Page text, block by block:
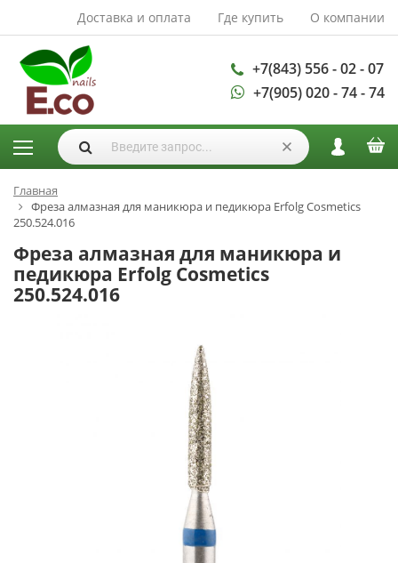
Доставка и оплата Где купить О компании
+7(843) 556 - 02 - 07
+7(905) 020 - 74 - 74
АКСЕССУАРЫ И
РАСХОДНЫЕ
МАТЕРИАЛЫ
Аксессуары
Запасные
лампы
Кисти
Одноразовая
продукция
ГЕЛЬ ЛАКИ
База для гель
Главная
Фреза алмазная для маникюра и педикюра Erfolg Cosmetics
250.524.016
Фреза алмазная для маникюра и
педикюра Erfolg Cosmetics
250.524.016